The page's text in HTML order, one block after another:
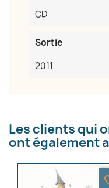
CD
Sortie
2011
Les clients qui
ont également
Annuler